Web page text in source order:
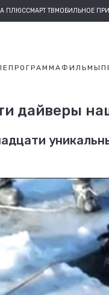
ПЛЮССМАРТ ТВМОБИЛЬНОЕ
ФИЛЬМЫ
дайверы